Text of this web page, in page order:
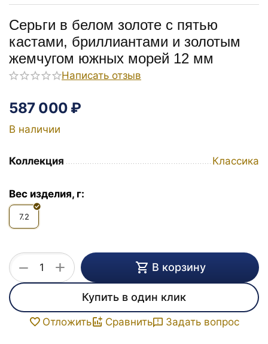
Серьги в белом золоте с пятью
кастами, бриллиантами и золотым
жемчугом южных морей 12 мм
Написать отзыв
587 000 ₽
В наличии
Коллекция Классика
Вес изделия, г:
7.2
+
− В корзину
Купить в один клик
Отложить Сравнить Задать вопрос